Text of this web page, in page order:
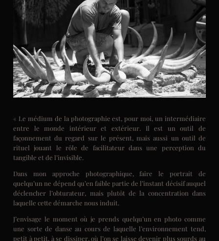
« Le médium de la photographie est, pour moi, un intermédiaire
entre le monde intérieur et extérieur. Il est un outil de
façonnement du regard sur le présent, mais aussi un outil de
rituel jouant le rôle de facilitateur dans une perception du
tangible et de l’invisible.
Dans mon approche photographique, faire le portrait de
quelqu’un ne dépend qu’en faible partie de l’instant décisif auquel
déclencher l’obturateur, mais plutôt de la concentration dans
laquelle cette démarche nous induit.
J’envisage le moment où je prends quelqu’un en photo comme
une sorte de danse au cours de laquelle l’environnement tend,
petit à petit, à se dissiper, où l’on se laisse devenir plus sourds au